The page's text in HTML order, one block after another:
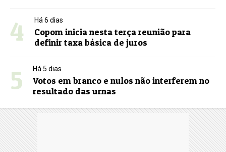
4 Há 6 dias
Copom inicia nesta terça reunião para
definir taxa básica de juros
5 Há 5 dias
Votos em branco e nulos não interferem no
resultado das urnas